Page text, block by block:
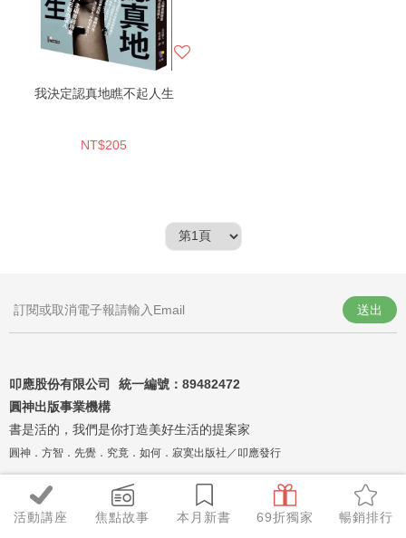
活動講座 焦點故事 本月新書 69折獨家 暢銷排行
我決定認真地瞧不起人生
NT$205
叩應股份有限公司 統一編號： 89482472
圓神出版事業機構
書是活的，我們是你打造美好生活的提案家
圓神．方智．先覺．究竟．如何．寂寞出版社／叩應發行
送出